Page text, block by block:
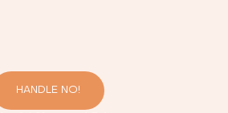
HANDLE NO!